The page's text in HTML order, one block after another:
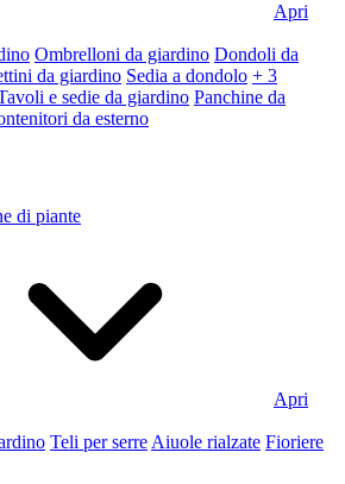
Apri
Ombrelloni da giardino Dondoli da
da giardino Sedia a dondolo + 3
e sedie da giardino Panchine da
da esterno
di piante
Apri
Teli per serre Aiuole rialzate Fioriere